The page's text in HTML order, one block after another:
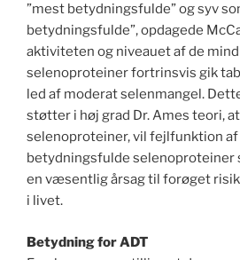
”mest betydningsfulde” og syv
betydningsfulde”, opdagede
aktiviteten og niveauet af de
selenoproteiner fortrinsvis gik
led af moderat selenmangel.
støtter i høj grad Dr. Ames teori,
selenoproteiner, vil fejlfunktion af
betydningsfulde selenoproteiner
en væsentlig årsag til forøget
i livet.
Betydning for ADT